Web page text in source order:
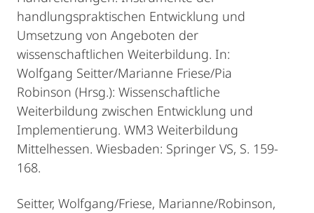
handlungspraktischen Entwicklung und
Umsetzung von Angeboten der
wissenschaftlichen Weiterbildung. In:
Wolfgang Seitter/Marianne Friese/Pia
Robinson (Hrsg.): Wissenschaftliche
Weiterbildung zwischen Entwicklung und
Implementierung. WM3 Weiterbildung
Mittelhessen. Wiesbaden: Springer VS, S. 159-
168.
Seitter, Wolfgang/Friese, Marianne/Robinson,